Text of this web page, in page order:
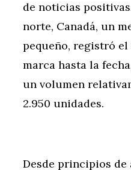
de noticias
norte, Canadá, un
pequeño, registró
marca hasta la
un volumen
2.950 unidades.
Desde principios de